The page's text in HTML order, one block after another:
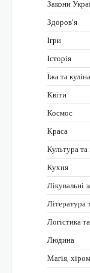
Закони
Здоров'я
Ігри
Історія
Їжа та
Квіти
Космос
Краса
Культура
Кухня
Лікувальні
Література
Логістика
Людина
Магія,